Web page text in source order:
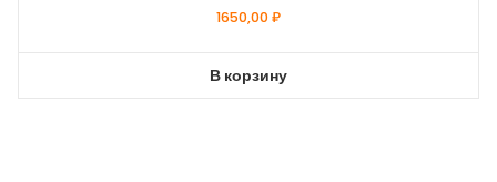
1650,00₽
В корзину